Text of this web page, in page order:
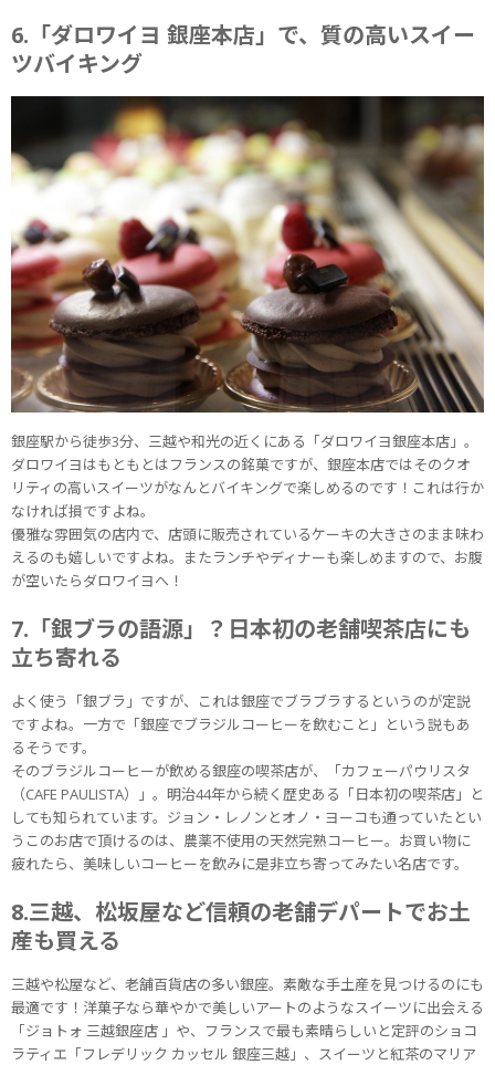
6.「ダロワイヨ 銀座本店」で、質の高いスイー
ツバイキング
銀座駅から徒歩3分、三越や和光の近くにある「ダロワイヨ銀座本店」。
ダロワイヨはもともとはフランスの銘菓ですが、銀座本店ではそのクオ
リティの高いスイーツがなんとバイキングで楽しめるのです！これは行か
なければ損ですよね。
優雅な雰囲気の店内で、店頭に販売されているケーキの大きさのまま味わ
えるのも嬉しいですよね。またランチやディナーも楽しめますので、お腹
が空いたらダロワイヨへ！
7.「銀ブラの語源」？日本初の老舗喫茶店にも
立ち寄れる
よく使う「銀ブラ」ですが、これは銀座でブラブラするというのが定説
ですよね。一方で「銀座でブラジルコーヒーを飲むこと」という説もあ
るそうです。
そのブラジルコーヒーが飲める銀座の喫茶店が、「カフェーパウリスタ
（CAFE PAULISTA）」。明治44年から続く歴史ある「日本初の喫茶店」と
しても知られています。ジョン・レノンとオノ・ヨーコも通っていたとい
うこのお店で頂けるのは、農薬不使用の天然完熟コーヒー。お買い物に
疲れたら、美味しいコーヒーを飲みに是非立ち寄ってみたい名店です。
8.三越、松坂屋など信頼の老舗デパートでお土
産も買える
三越や松屋など、老舗百貨店の多い銀座。素敵な手土産を見つけるのにも
最適です！洋菓子なら華やかで美しいアートのようなスイーツに出会える
「ジョトォ 三越銀座店 」や、フランスで最も素晴らしいと定評のショコ
ラティエ「フレデリック カッセル 銀座三越」、スイーツと紅茶のマリア